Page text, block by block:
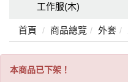
工作服(木)
首頁 商品總覽 外套
本商品已下架！